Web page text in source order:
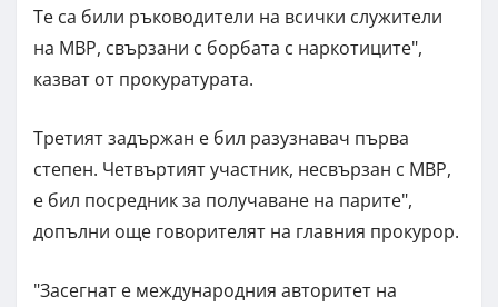
Те са били ръководители на всички служители
на МВР, свързани с борбата с наркотиците",
казват от прокуратурата.
Третият задържан е бил разузнавач първа
степен. Четвъртият участник, несвързан с МВР,
е бил посредник за получаване на парите",
допълни още говорителят на главния прокурор.
"Засегнат е международния авторитет на